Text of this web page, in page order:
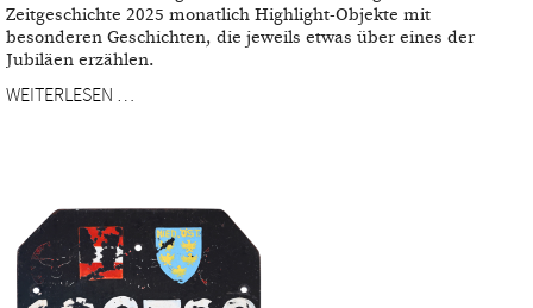
Zeitgeschichte 2025 monatlich Highlight-Objekte mit
besonderen Geschichten, die jeweils etwas über eines der
Jubiläen erzählen.
WEITERLESEN …